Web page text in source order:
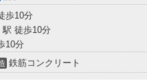
歩10分
駅 徒歩10分
10分
鉄筋コンクリート